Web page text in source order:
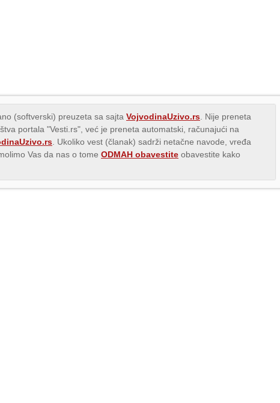
(softverski) preuzeta sa sajta VojvodinaUzivo.rs . Nije preneta
portala "Vesti.rs", već je preneta automatski, računajući na
. Ukoliko vest (članak) sadrži netačne navode, vređa
Vas da nas o tome ODMAH obavestite obavestite kako